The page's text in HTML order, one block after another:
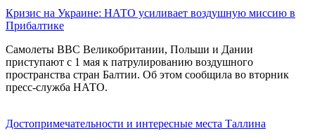
Кризис на Украине: НАТО усиливает воздушную миссию в
Прибалтике
Самолеты ВВС Великобритании, Польши и Дании
приступают с 1 мая к патрулированию воздушного
пространства стран Балтии. Об этом сообщила во вторник
пресс-служба НАТО.
Достопримечательности и интересные места Таллина